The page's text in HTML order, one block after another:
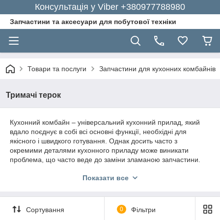
Консультація у Viber +380977788980
Запчастини та аксесуари для побутової техніки
Товари та послуги Запчастини для кухонних комбайнів
Тримачі терок
Кухонний комбайн – універсальний кухонний прилад, який
вдало поєднує в собі всі основні функції, необхідні для
якісного і швидкого готування. Однак досить часто з
окремими деталями кухонного приладу може виникати
проблема, що часто веде до заміни зламаною запчастини.
скористатися послугами модного на сьогодні інтернет-
асортимент терок і інших запчастин для побутової техніки за
доступними цінами.
Показати все
Сортування 0 Фільтри